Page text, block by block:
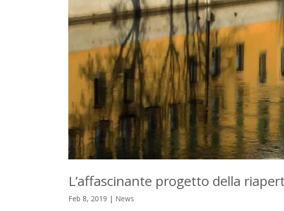
L’affascinante progetto della
Feb 8, 2019 | News